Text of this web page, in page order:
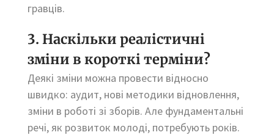
гравців.
3. Наскільки реалістичні
зміни в короткі терміни?
Деякі зміни можна провести відносно
швидко: аудит, нові методики відновлення,
зміни в роботі зі зборів. Але фундаментальні
речі, як розвиток молоді, потребують років.